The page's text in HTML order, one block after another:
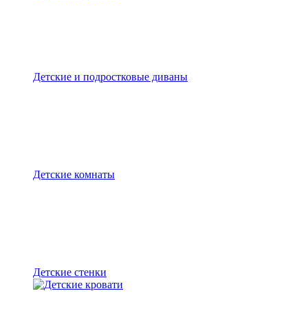
Детские и подростковые диваны
Детские комнаты
Детские стенки